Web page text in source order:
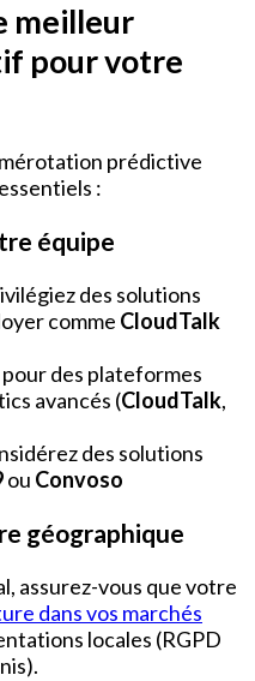
meilleur
pour votre
prédictive
:
équipe
des solutions
comme CloudTalk
des plateformes
avancés (CloudTalk,
des solutions
ou Convoso
géographique
assurez-vous que votre
dans vos marchés
locales (RGPD